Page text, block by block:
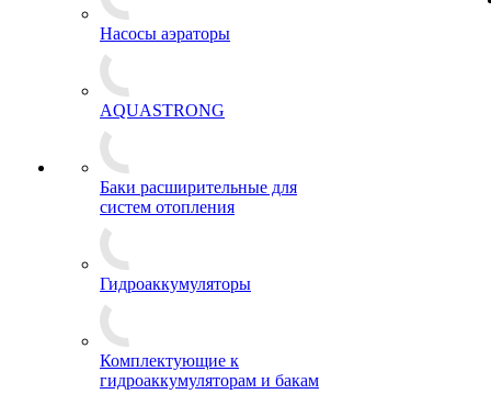
Насосы аэраторы
AQUASTRONG
Баки расширительные для
систем отопления
Гидроаккумуляторы
Комплектующие к
гидроаккумуляторам и бакам